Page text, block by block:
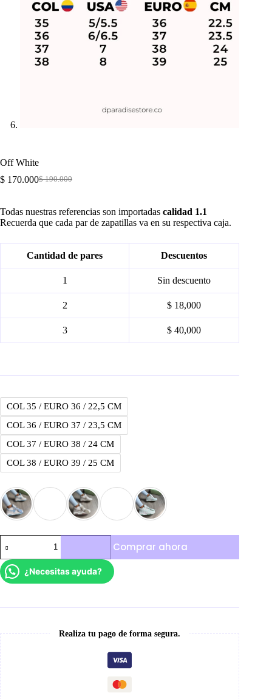
Off White
$190.000
Original
$ 190.000.
$ 170.000Current
$ 170.000.
Todas nuestras referencias son importadas calidad 1.1
Recuerda que cada par de zapatillas va en su respectiva caja.
Cantidad de pares Descuentos
1 Sin descuento
2 $ 18,000
3 $ 40,000
COL 35 / EURO 36 / 22,5 CM
COL 36 / EURO 37 / 23,5 CM
COL 37 / EURO 38 / 24 CM
COL 38 / EURO 39 / 25 CM
White
cantidad
Comprar ahora
¿Necesitas ayuda?
Realiza tu pago de forma segura.